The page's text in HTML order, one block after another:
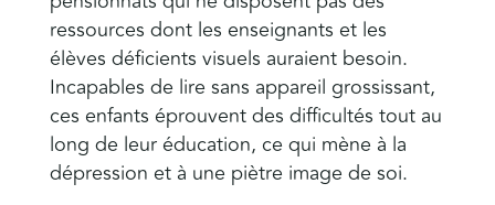
ressources dont les enseignants et les
élèves déficients visuels auraient besoin.
Incapables de lire sans appareil grossissant,
ces enfants éprouvent des difficultés tout au
long de leur éducation, ce qui mène à la
dépression et à une piètre image de soi.